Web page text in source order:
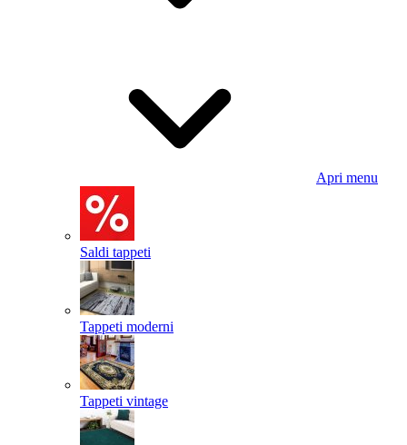
Apri menu
Saldi tappeti
Tappeti moderni
Tappeti vintage